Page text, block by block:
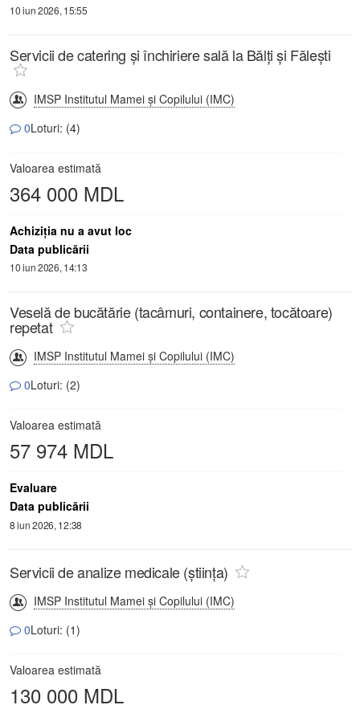
10 iun 2026, 15:55
Servicii de catering și închiriere sală la Bălți și Fălești
IMSP Institutul Mamei și Copilului (IMC)
0Loturi: (4)
Valoarea estimată
364 000 MDL
Achiziţia nu a avut loc
Data publicării
10 iun 2026, 14:13
Veselă de bucătărie (tacâmuri, containere, tocătoare)
repetat
IMSP Institutul Mamei și Copilului (IMC)
0Loturi: (2)
Valoarea estimată
57 974 MDL
Evaluare
Data publicării
8 iun 2026, 12:38
Servicii de analize medicale (știința)
IMSP Institutul Mamei și Copilului (IMC)
0Loturi: (1)
Valoarea estimată
130 000 MDL